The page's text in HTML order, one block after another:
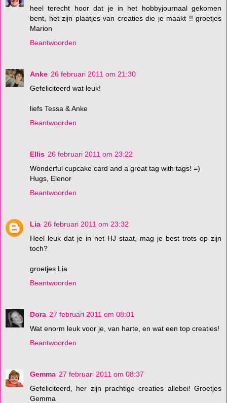
heel terecht hoor dat je in het hobbyjournaal gekomen
bent, het zijn plaatjes van creaties die je maakt !! groetjes
Marion
Beantwoorden
Anke 26 februari 2011 om 21:30
Gefeliciteerd wat leuk!
liefs Tessa & Anke
Beantwoorden
Ellis 26 februari 2011 om 23:22
Wonderful cupcake card and a great tag with tags! =)
Hugs, Elenor
Beantwoorden
Lia 26 februari 2011 om 23:32
Heel leuk dat je in het HJ staat, mag je best trots op zijn
toch?
groetjes Lia
Beantwoorden
Dora 27 februari 2011 om 08:01
Wat enorm leuk voor je, van harte, en wat een top creaties!
Beantwoorden
Gemma 27 februari 2011 om 08:37
Gefeliciteerd, her zijn prachtige creaties allebei! Groetjes
Gemma